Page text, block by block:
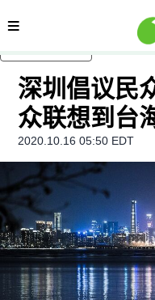
内容分类
深圳倡议民
众联想到台
2020.10.16 05:50 EDT